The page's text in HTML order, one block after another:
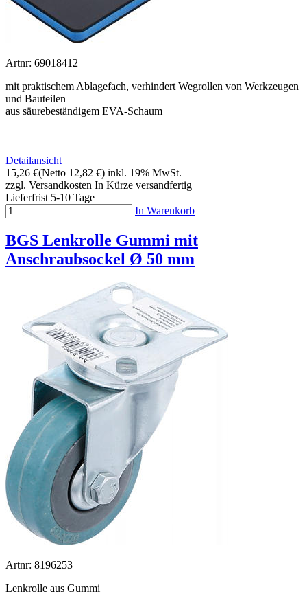
Artnr: 69018412
mit praktischem Ablagefach, verhindert Wegrollen von Werkzeugen
und Bauteilen
aus säurebeständigem EVA-Schaum
Detailansicht
15,26 €(Netto 12,82 €) inkl. 19% MwSt.
zzgl. Versandkosten In Kürze versandfertig
Lieferfrist 5-10 Tage
In Warenkorb
BGS Lenkrolle Gummi mit
Anschraubsockel Ø 50 mm
Artnr: 8196253
Lenkrolle aus Gummi